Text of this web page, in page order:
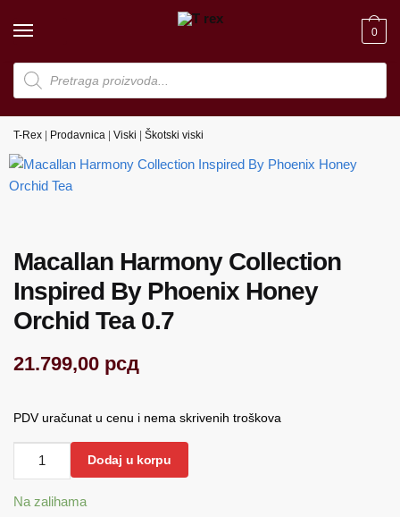
Products
search
0
T-Rex Prodavnica Viski Škotski viski
Macallan Harmony Collection
Inspired By Phoenix Honey
Orchid Tea 0.7
21.799,00 рсд
PDV uračunat u cenu i nema skrivenih troškova
Macallan
Collection
Dodaj u korpu
Na zalihama